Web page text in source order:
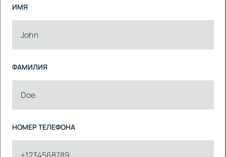
ИМЯ
ФАМИЛИЯ
НОМЕР ТЕЛЕФОНА